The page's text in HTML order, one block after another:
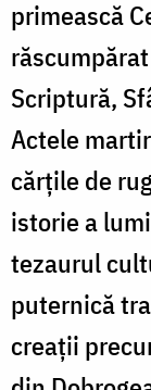
primească
Scriptură,
Actele
cărțile de
istorie a
tezaurul
puternică
creații